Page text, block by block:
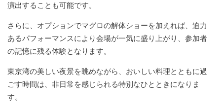
演出することも可能です。
さらに、オプションでマグロの解体ショーを加えれば、迫力
あるパフォーマンスにより会場が一気に盛り上がり、参加者
の記憶に残る体験となります。
東京湾の美しい夜景を眺めながら、おいしい料理とともに過
ごす時間は、非日常を感じられる特別なひとときになりま
す。